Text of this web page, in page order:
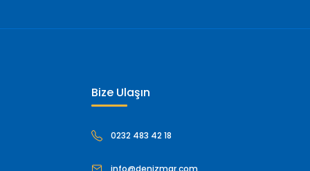
Bize Ulaşın
0232 483 42 18
info@denizmar.com